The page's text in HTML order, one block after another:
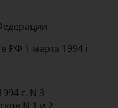
РФ 1 марта 1994 г.
г. N 3